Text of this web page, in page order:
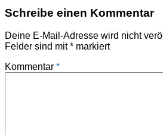
Schreibe einen Kommentar
Deine E-Mail-Adresse wird nicht
Felder sind mit* markiert
Kommentar *